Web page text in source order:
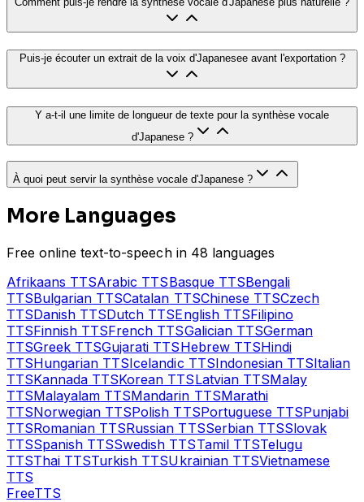
Puis-je écouter un extrait de la voix d'Japanesee avant l'exportation ?
Y a-t-il une limite de longueur de texte pour la synthèse vocale
d'Japanese ?
À quoi peut servir la synthèse vocale d'Japanese ?
More Languages
Free online text-to-speech in 48 languages
Afrikaans TTSArabic TTSBasqueTTSBengali
TTSBulgarian TTSCatalan TTSChineseTTSCzech
TTSDanish TTSDutch TTSEnglishTTSFilipino
TTSFinnish TTSFrench TTSGalicianTTSGerman
TTSGreek TTSGujarati TTSHebrewTTSHindi
TTSHungarian TTSIcelandic TTSIndonesianTTSItalian
TTSKannada TTSKorean TTSLatvianTTSMalay
TTSMalayalam TTSMandarin TTSMarathi
TTSNorwegian TTSPolish TTSPortugueseTTSPunjabi
TTSRomanian TTSRussian TTSSerbianTTSSlovak
TTSSpanish TTSSwedish TTSTamilTTSTelugu
TTSThai TTSTurkish TTSUkrainianTTSVietnamese
TTS
FreeTTS